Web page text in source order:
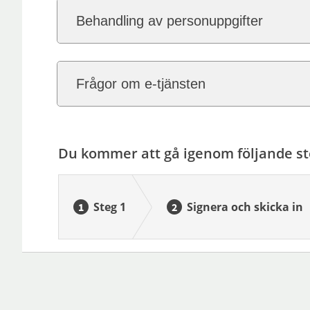
Behandling av personuppgifter
Frågor om e-tjänsten
Du kommer att gå igenom följande
Steg 1 Signera och skicka in